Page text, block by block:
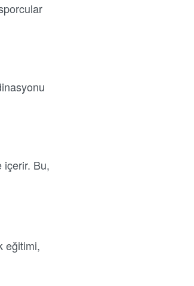
içerir. Bu,
eğitimi,